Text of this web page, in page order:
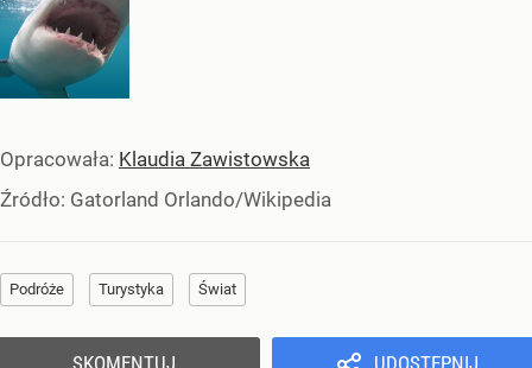
Opracowała: Klaudia Zawistowska
Źródło: Gatorland Orlando/Wikipedia
Podróże Turystyka Świat